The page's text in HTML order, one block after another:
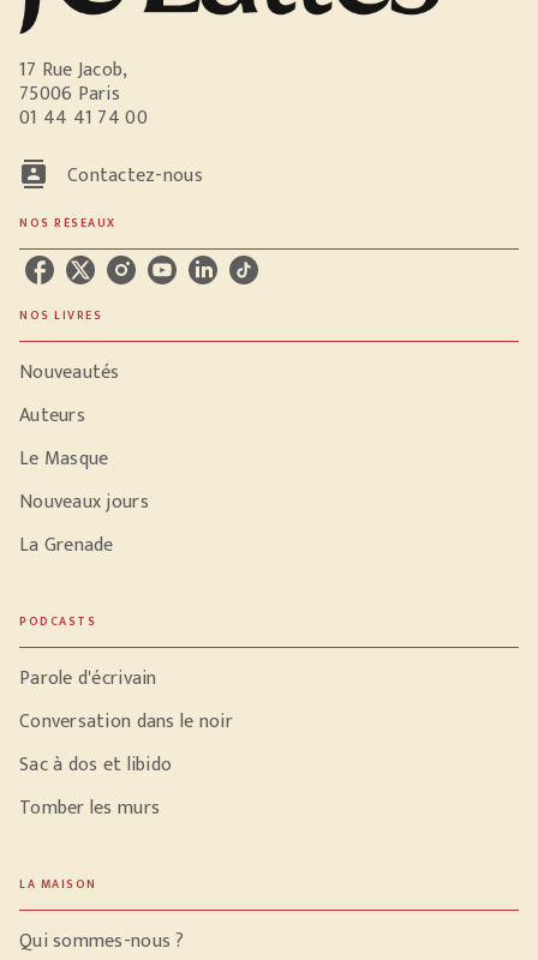
17 Rue Jacob,
75006 Paris
01 44 41 74 00
contacts Contactez-nous
NOS RÉSEAUX
NOS LIVRES
Nouveautés
Auteurs
Le Masque
Nouveaux jours
La Grenade
PODCASTS
Parole d'écrivain
Conversation dans le noir
Sac à dos et libido
Tomber les murs
LA MAISON
Qui sommes-nous ?